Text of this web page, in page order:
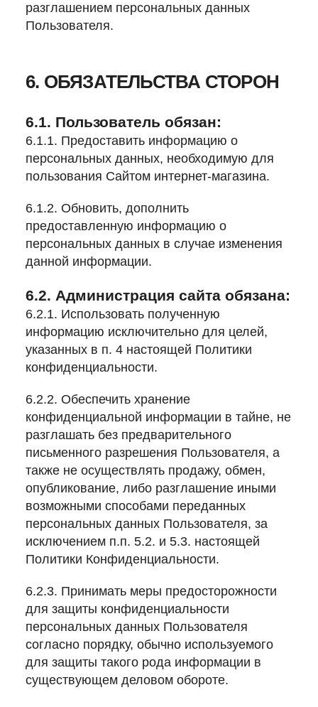
разглашением персональных данных
Пользователя.
6. ОБЯЗАТЕЛЬСТВА СТОРОН
6.1. Пользователь обязан:
6.1.1. Предоставить информацию о
персональных данных, необходимую для
пользования Сайтом интернет-магазина.
6.1.2. Обновить, дополнить
предоставленную информацию о
персональных данных в случае изменения
данной информации.
6.2. Администрация сайта обязана:
6.2.1. Использовать полученную
информацию исключительно для целей,
указанных в п. 4 настоящей Политики
конфиденциальности.
6.2.2. Обеспечить хранение
конфиденциальной информации в тайне, не
разглашать без предварительного
письменного разрешения Пользователя, а
также не осуществлять продажу, обмен,
опубликование, либо разглашение иными
возможными способами переданных
персональных данных Пользователя, за
исключением п.п. 5.2. и 5.3. настоящей
Политики Конфиденциальности.
6.2.3. Принимать меры предосторожности
для защиты конфиденциальности
персональных данных Пользователя
согласно порядку, обычно используемого
для защиты такого рода информации в
существующем деловом обороте.